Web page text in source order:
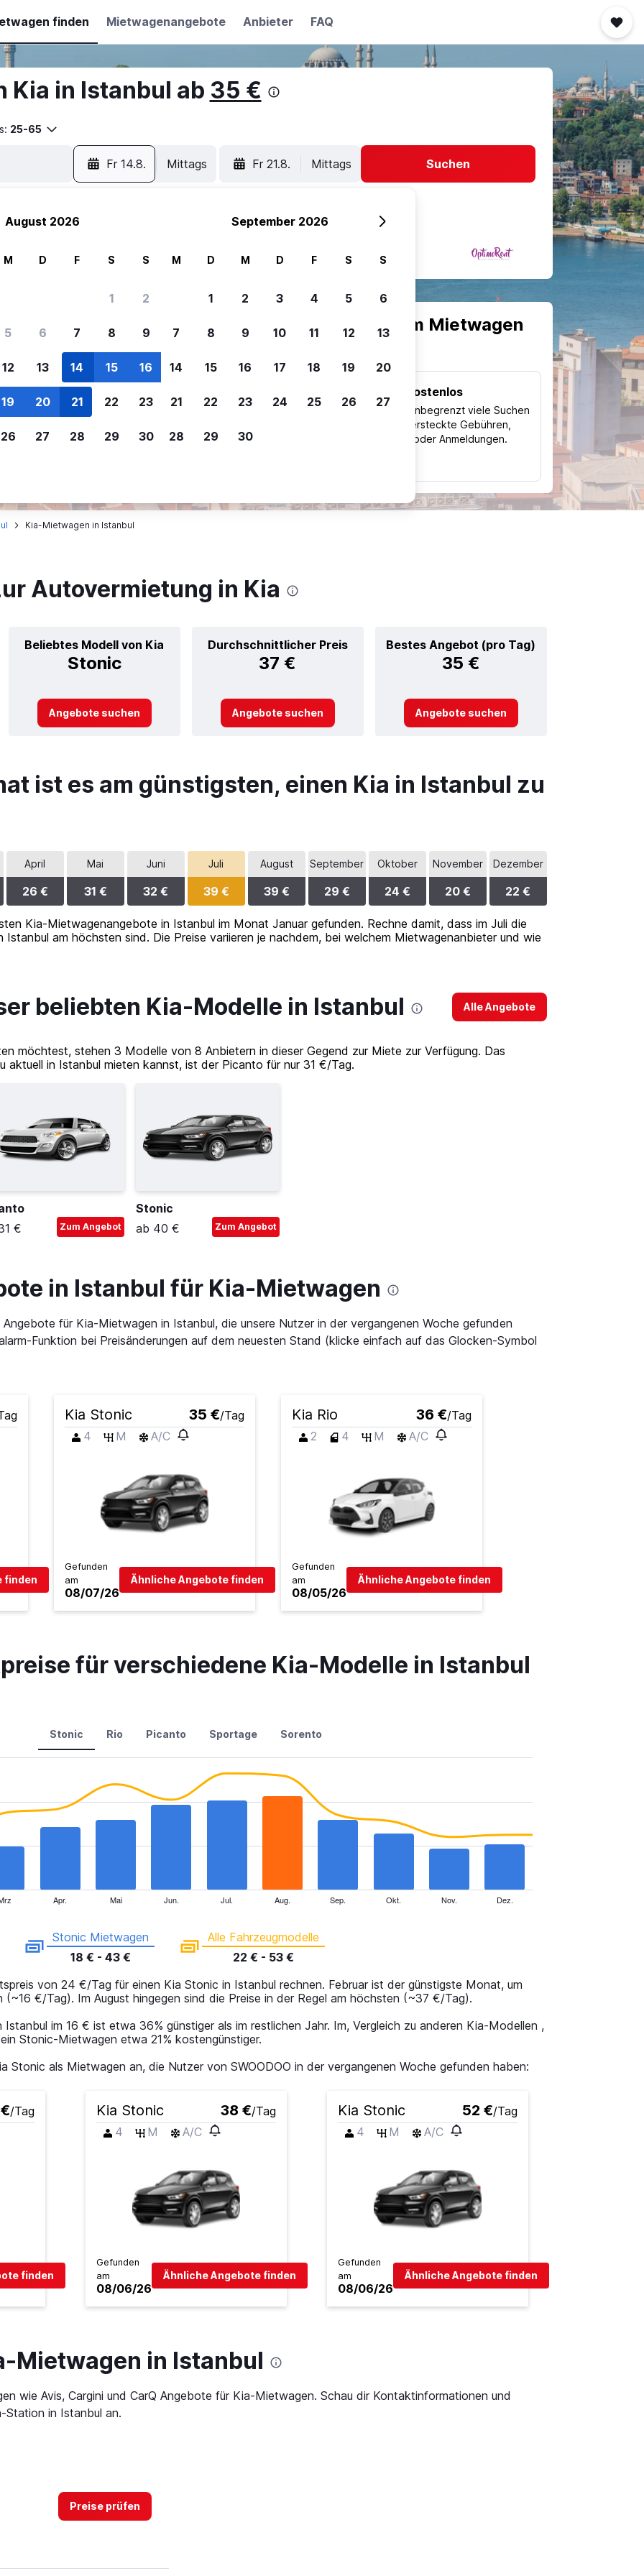
finden Mietwagenangebote Anbieter FAQ
Kia in Istanbul ab 35 €
25-65
Fr 14.8. Mittags Fr 21.8. Mittags Suchen
Reisenden sich für SWOODOO entscheiden, um Mietwagen
Preisalarm
Lass dich benachrichtigen,
um kein tolles Angebot zu
Anpassung von Trips
Mietwagenergebnisse nach
Kostenlos
Nutze unbegrenzt viele Suchen
ohne versteckte Gebühren,
Kosten oder Anmeldungen.
Kia-Mietwagen in Istanbul
Autovermietung in Kia
Beliebtes Modell von Kia
Stonic
Durchschnittlicher Preis
37 €
Bestes Angebot (pro Tag)
35 €
Angebote suchen Angebote suchen Angebote suchen
ist es am günstigsten, einen Kia in Istanbul zu
April
26 €
Mai
31 €
Juni
32 €
Juli
39 €
August
39 €
September
29 €
Oktober
24 €
November
20 €
Dezember
22 €
Kia-Mietwagenangebote in Istanbul im Monat Januar gefunden. Rechne damit, dass im Juli die
Istanbul am höchsten sind. Die Preise variieren je nachdem, bei welchem Mietwagenanbieter und wie
beliebten Kia-Modelle in Istanbul Alle Angebote
möchtest, stehen 3 Modelle von 8 Anbietern in dieser Gegend zur Miete zur Verfügung. Das
aktuell in Istanbul mieten kannst, ist der Picanto für nur 31 €/Tag.
€
Zum Angebot
Stonic
ab 40 €
Zum Angebot
in Istanbul für Kia-Mietwagen
für Kia-Mietwagen in Istanbul, die unsere Nutzer in der vergangenen Woche gefunden
Funktion bei Preisänderungen auf dem neuesten Stand (klicke einfach auf das Glocken-Symbol
finden
Kia Stonic 35 €/Tag
4
M A/C
Gefunden
am
08/07/26
Ähnliche Angebote finden
Kia Rio 36 €/Tag
2
4 M A/C
Gefunden
am
08/05/26
Ähnliche Angebote finden
für verschiedene Kia-Modelle in Istanbul
Stonic Rio Picanto Sportage Sorento
Apr. Mai Jun. Jul. Aug. Sep. Okt. Nov. Dez.
Stonic Mietwagen
18 € - 43 €
Alle Fahrzeugmodelle
22 € - 53 €
von 24 €/Tag für einen Kia Stonic in Istanbul rechnen. Februar ist der günstigste Monat, um
(~16 €/Tag). Im August hingegen sind die Preise in der Regel am höchsten (~37 €/Tag).
Istanbul im 16 € ist etwa 36% günstiger als im restlichen Jahr. Im, Vergleich zu anderen Kia-Modellen ,
Stonic-Mietwagen etwa 21% kostengünstiger.
Stonic als Mietwagen an, die Nutzer von SWOODOO in der vergangenen Woche gefunden haben:
/Tag
finden
Kia Stonic 38 €/Tag
4
M A/C
Gefunden
am
08/06/26
Ähnliche Angebote finden
Kia Stonic 52 €/Tag
4
M A/C
Gefunden
am
08/06/26
Ähnliche Angebote finden
Mietwagen in Istanbul
wie Avis, Cargini und CarQ Angebote für Kia-Mietwagen. Schau dir Kontaktinformationen und
Station in Istanbul an.
Preise prüfen
August 2026
M D F S S
1 2
5 6 7 8 9
12 13 14 15 16
19 20 21 22 23
26 27 28 29 30
September 2026
M D M D F S S
1 2 3 4 5 6
7 8 9 10 11 12 13
14 15 16 17 18 19 20
21 22 23 24 25 26 27
28 29 30